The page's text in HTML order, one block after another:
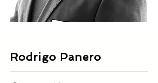
Rodrigo Panero